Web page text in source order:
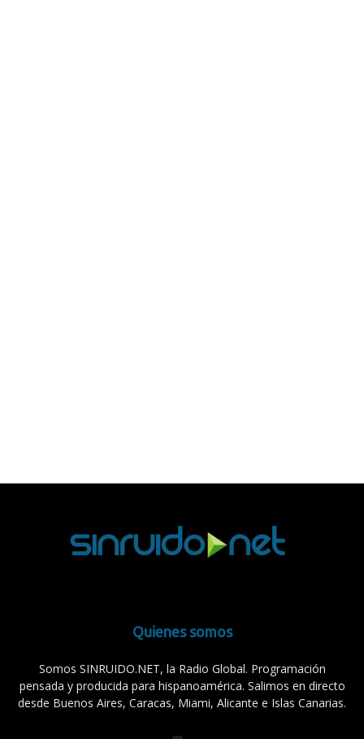
Quienes somos
Somos SINRUIDO.NET, la Radio Global. Programación
pensada y producida para hispanoamérica. Salimos en directo
desde Buenos Aires, Caracas, Miami, Alicante e Islas Canarias.